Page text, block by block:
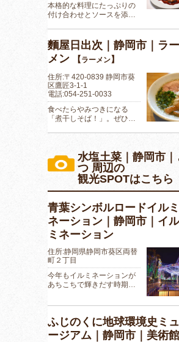
本格的な料理にたっぷりの
付け合わせとソースを添…
麵屋日出次｜静岡市｜ラー
メン
【ラーメン】
住所:〒420-0839 静岡市葵
区鷹匠3-1-1
電話:054-251-0033
食べたらやみつきになる
「煮干しそば！」。ぜひ…
水塩土菜｜静岡市
つ 周辺の
観光SPOTはこちら
青葉シンボルロードイルミ
ネーション｜静岡市｜イル
ミネーション
住所:静岡県静岡市葵区両替
町２丁目
今年もイルミネーションが
あちこちで輝きだす時期…
ふじのくに地球環境史ミュ
ージアム｜静岡市｜美術館